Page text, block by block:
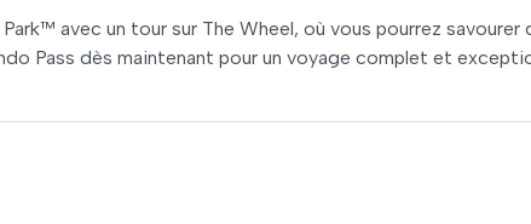
avec un tour sur The Wheel, où vous pourrez savourer
Pass dès maintenant pour un voyage complet et